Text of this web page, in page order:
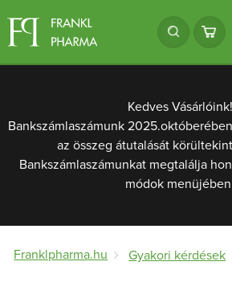
Kedves Vásárlóink!
Bankszámlaszámunk
az összeg átutalását
Bankszámlaszámunkat megtalálja
módok
Franklpharma.hu Gyakori kérdések